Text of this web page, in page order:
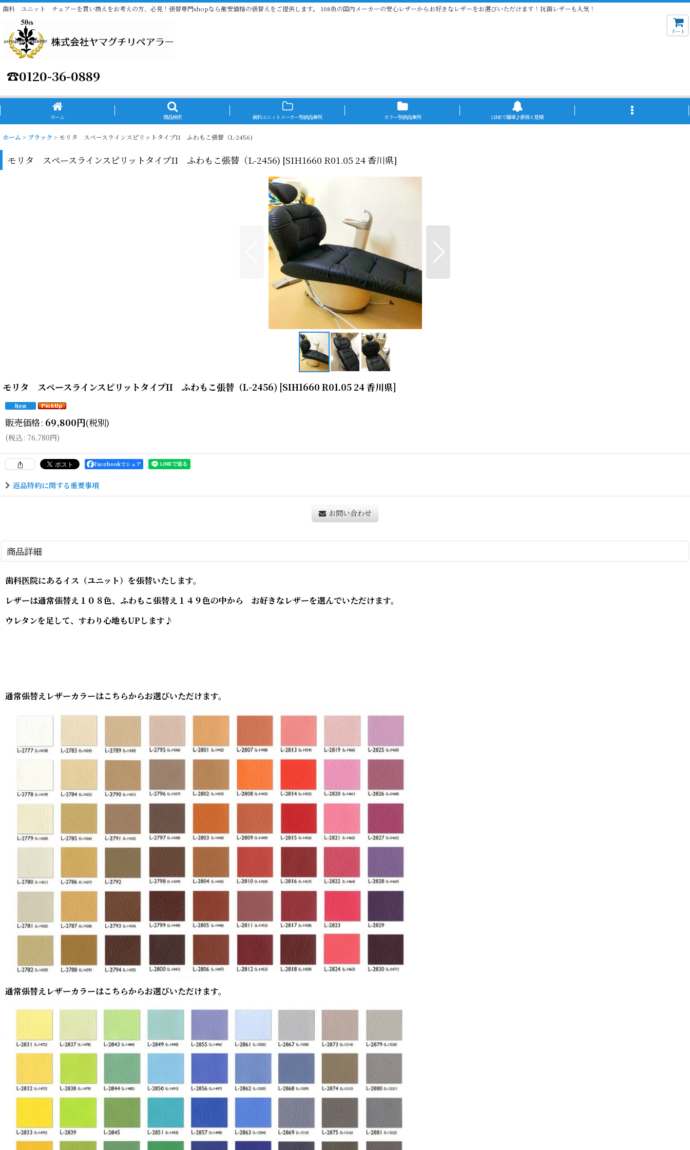
歯科 ユニット チェアーを買い換えをお考えの方、必見！張替専門shopなら激安価格の張替えをご提供します。 108色の国内メーカーの安心レザーからお好きなレザーをお選びいただけます！抗菌レザーも人気！
☎0120-36-0889
カート
ホーム 商品検索 歯科ユニットメーカー別納品事例 カラー別納品事例 LINEで簡単♪張替え見積
ホーム > ブラック > モリタ スペースラインスピリットタイプII ふわもこ張替（L-2456)
モリタ スペースラインスピリットタイプII ふわもこ張替（L-2456) [SIH1660 R01.05 24 香川県]
モリタ スペースラインスピリットタイプII ふわもこ張替（L-2456) [SIH1660 R01.05 24 香川県]
販売価格: 69,800円(税別)
(税込: 76,780円)
Facebookでシェア
返品特約に関する重要事項
お問い合わせ
商品詳細
歯科医院にあるイス（ユニット）を張替いたします。
レザーは通常張替え１０８色、ふわもこ張替え１４９色の中から お好きなレザーを選んでいただけます。
ウレタンを足して、すわり心地もUPします♪
通常張替えレザーカラーはこちらからお選びいただけます。
通常張替えレザーカラーはこちらからお選びいただけます。